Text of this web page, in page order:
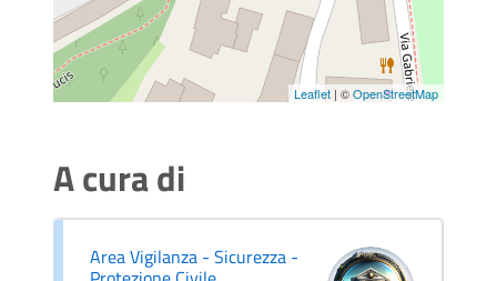
Leaflet | ©OpenStreetMap
A cura di
Area Vigilanza - Sicurezza -